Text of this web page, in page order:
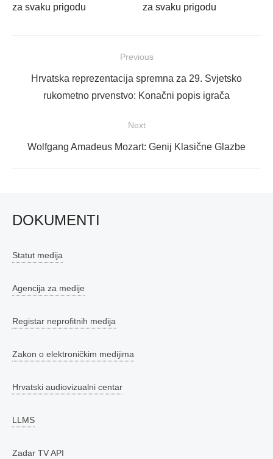
za svaku prigodu
za svaku prigodu
objava
Previous
Previous
Hrvatska reprezentacija spremna za 29. Svjetsko
rukometno prvenstvo: Konačni popis igrača
Next
Next
Wolfgang Amadeus Mozart: Genij Klasične Glazbe
DOKUMENTI
Statut medija
Agencija za medije
Registar neprofitnih medija
Zakon o elektroničkim medijima
Hrvatski audiovizualni centar
LLMS
Zadar TV API